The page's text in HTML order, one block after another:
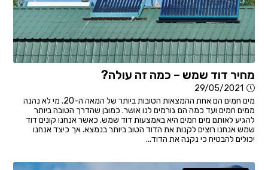
מחיר דוד שמש – כמה זה עולה?
29/05/2021
מים חמים הם אחת ההמצאות הטובות ביותר של המאה ה-20. מי לא נהנה
ממים חמים ועד כמה הם גורמים לנו אושר. כמובן שהדרך הטובה ביותר
להגיע לאותם מים חמים היא באמצעות דוד שמש. כאשר אנחנו קונים דוד
שמש אנחנו רוצים לקנות את הדוד הטוב ביותר בנמצא. אך כיצד אנחנו
יכולים להבטיח כי נקנה את הדוד...